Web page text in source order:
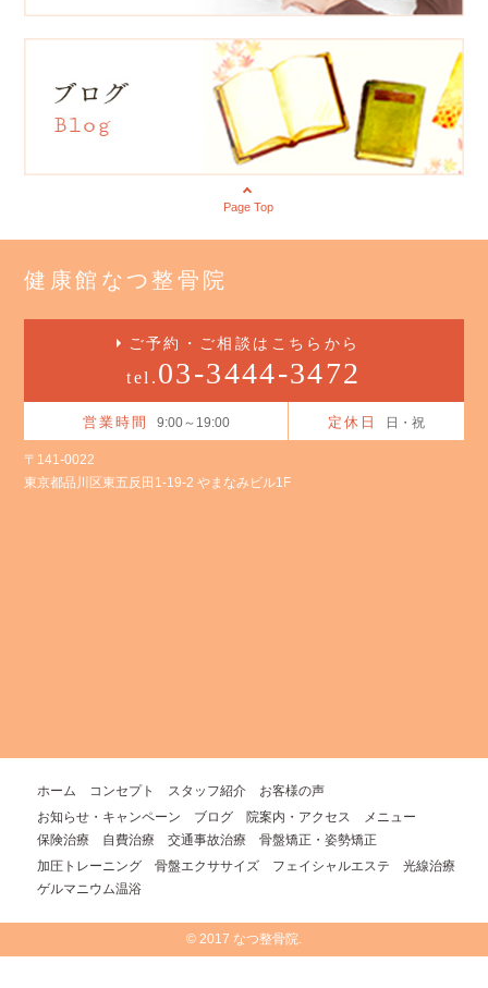
Page Top
健康館なつ整骨院
ご予約・ご相談はこちらから
tel. 03-3444-3472
営業時間 9:00～19:00 定休日 日・祝
〒141-0022
東京都品川区東五反田1-19-2 やまなみビル1F
ホーム コンセプト スタッフ紹介
お客様の声
お知らせ・キャンペーン
ブログ 院案内・アクセス
メニュー
保険治療
自費治療 交通事故治療
骨盤矯正・姿勢矯正
加圧トレーニング
骨盤エクササイズ フェイシャルエステ
光線治療
ゲルマニウム温浴
© 2017 なつ整骨院.